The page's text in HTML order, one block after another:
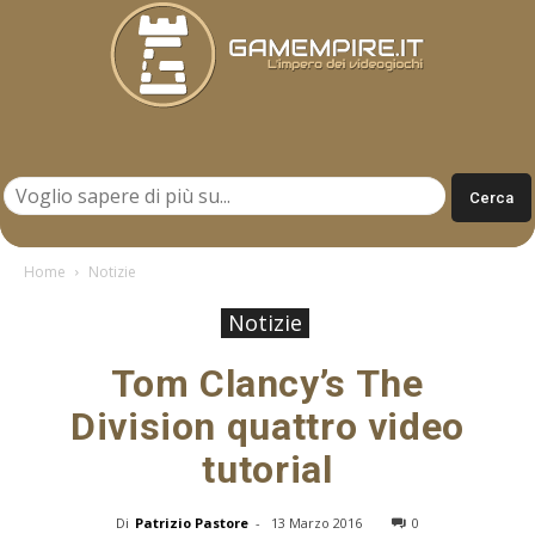
Home Notizie
Notizie
Tom Clancy’s The
Division quattro video
tutorial
Di Patrizio Pastore - 13 Marzo 2016 0